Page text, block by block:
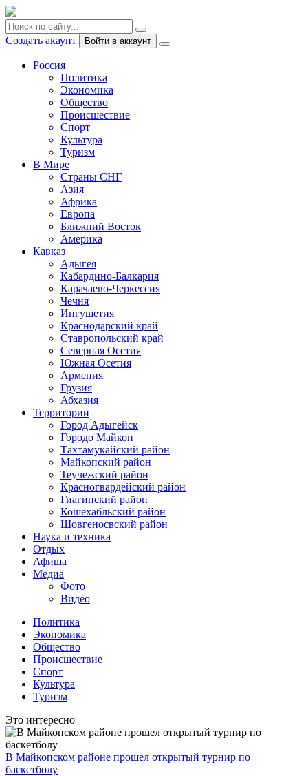
Создать акаунт Войти в аккаунт
Россия
Политика
Экономика
Общество
Происшествие
Спорт
Культура
Туризм
В Мире
Страны СНГ
Азия
Африка
Европа
Ближний Восток
Америка
Кавказ
Адыгея
Кабардино-Балкария
Карачаево-Черкессия
Чечня
Ингушетия
Краснодарский край
Ставропольский край
Северная Осетия
Южная Осетия
Армения
Грузия
Абхазия
Территории
Город Адыгейск
Городо Майкоп
Тахтамукайский район
Майкопский район
Теучежский район
Красногвардейский район
Гиагинский район
Кошехабльский район
Шовгеносвский район
Наука и техника
Отдых
Афиша
Медиа
Фото
Видео
Политика
Экономика
Общество
Происшествие
Спорт
Культура
Туризм
Это интересно
В Майкопском районе прошел открытый турнир по
баскетболу